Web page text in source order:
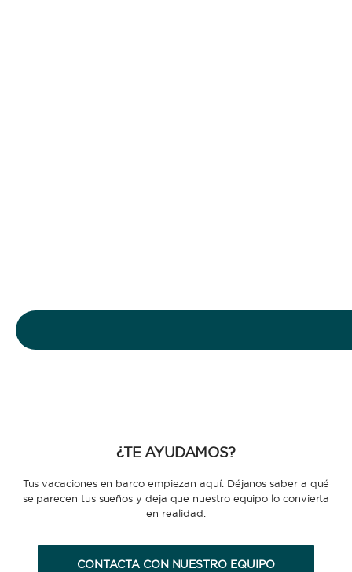
TIPO DE ALQUILER¿TE AYUDAMOS?
Tus vacaciones en barco empiezan aquí. Déjanos saber a qué
se parecen tus sueños y deja que nuestro equipo lo convierta
en realidad.
CONTACTA CON NUESTRO EQUIPO